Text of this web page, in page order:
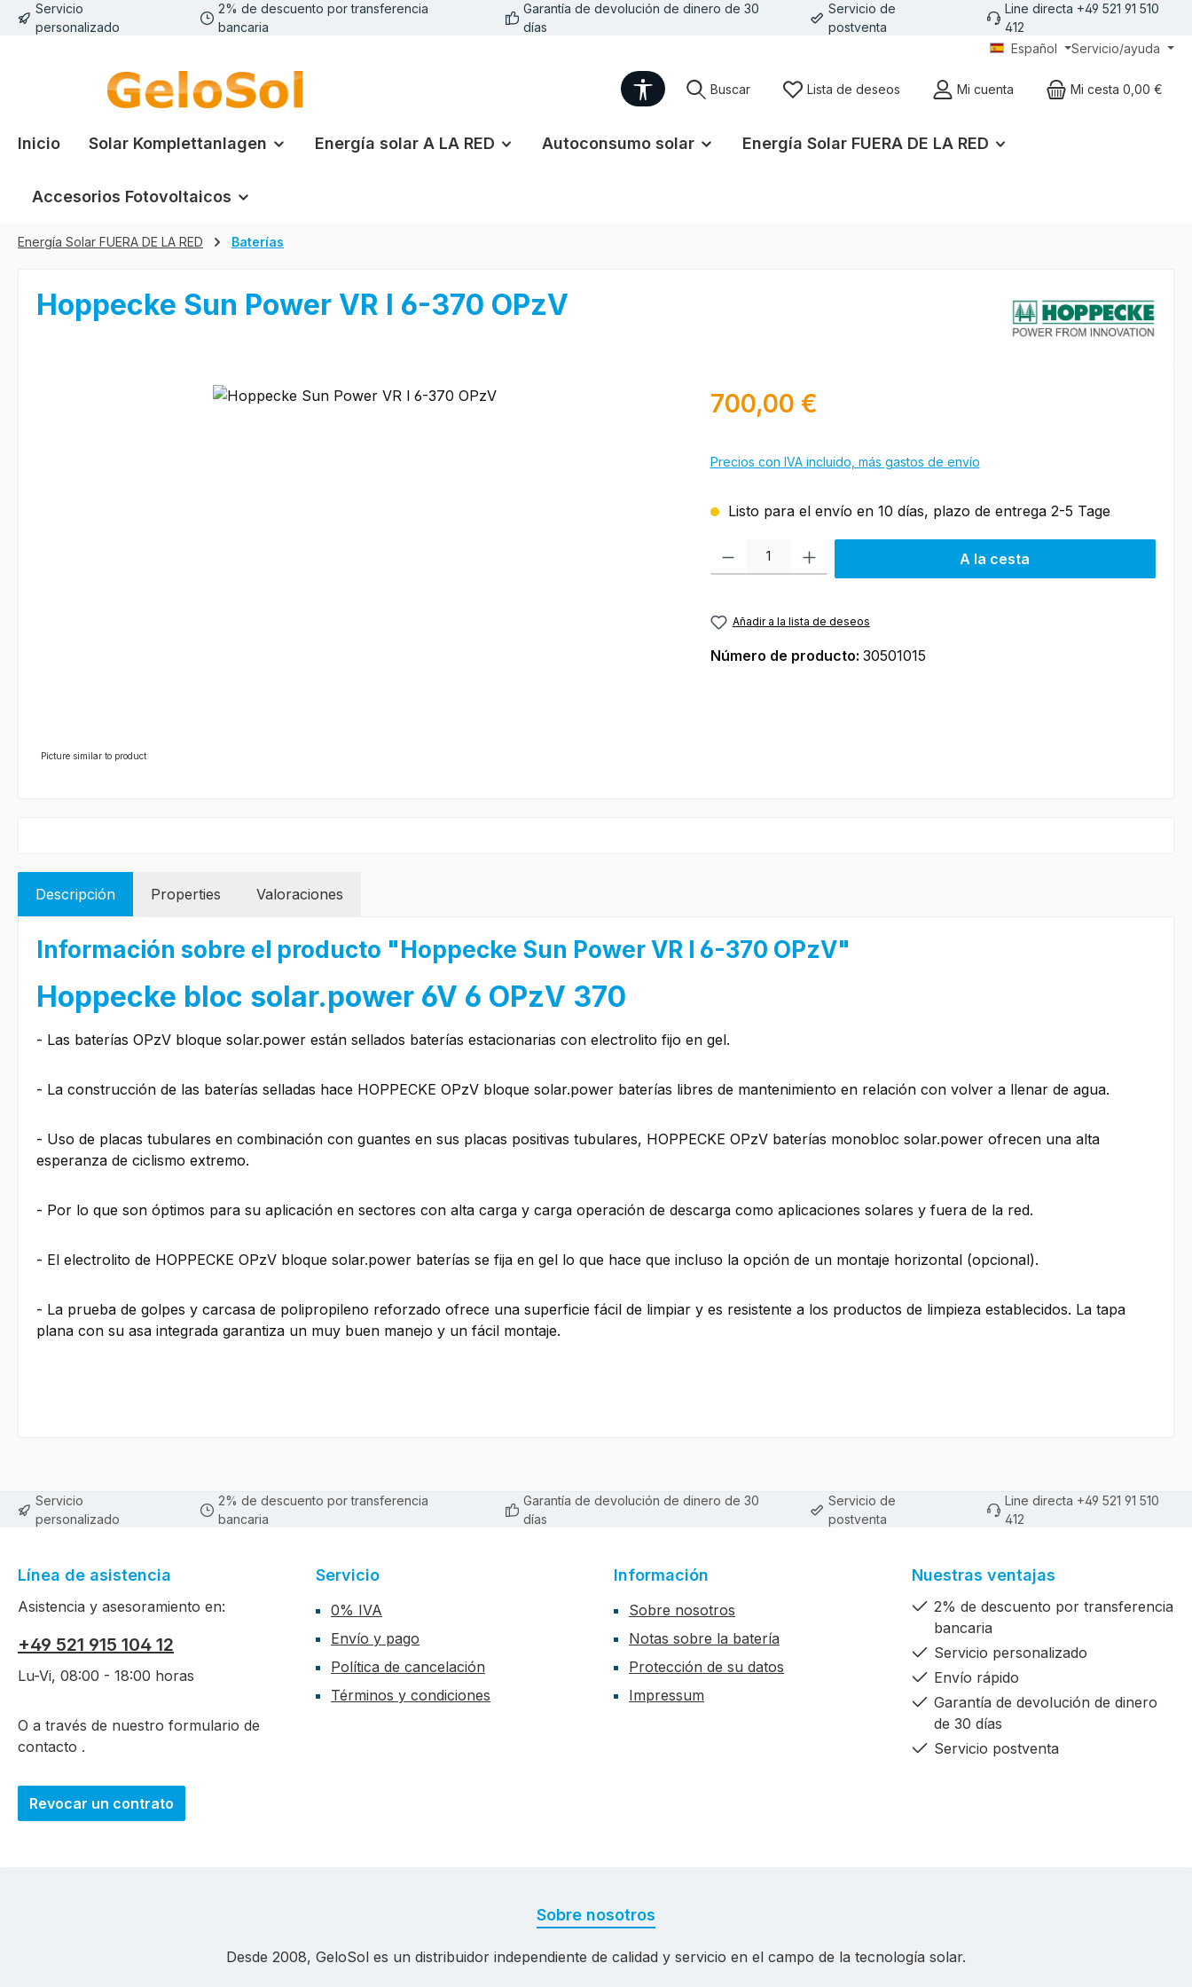
al contenido principal
Saltar a la búsqueda
Saltar a la navegación principal
Servicio
personalizado
2% de descuento por transferencia
bancaria
Garantía de devolución de dinero de 30
días
Servicio de
postventa
Line directa +49 521 91 510
412
Español
Servicio/ayuda
Show toolbar
Buscar Lista de deseos Mi cuenta Mi cesta 0,00 €
Inicio Solar Komplettanlagen Energía solar A LA RED Autoconsumo solar Energía Solar FUERA DE LA RED
Accesorios Fotovoltaicos
Energía Solar FUERA DE LA RED Baterías
Hoppecke Sun Power VR l 6-370 OPzV
Picture similar to product
Precio normal:
700,00 €
Precios con IVA incluido, más gastos de envío
Listo para el envío en 10 días, plazo de entrega 2-5 Tage
Cantidad del producto: introduce la cantidad deseada o usa los botones para
A la cesta
Añadir a la lista de deseos
Número de producto: 30501015
Descripción Properties Valoraciones
Información sobre el producto "Hoppecke Sun Power VR l 6-370 OPzV"
Hoppecke bloc solar.power 6V 6 OPzV 370
- Las baterías OPzV bloque solar.power están sellados baterías estacionarias con electrolito fijo en gel.
- La construcción de las baterías selladas hace HOPPECKE OPzV bloque solar.power baterías libres de mantenimiento en relación con volver a llenar de agua.
- Uso de placas tubulares en combinación con guantes en sus placas positivas tubulares, HOPPECKE OPzV baterías monobloc solar.power ofrecen una alta
esperanza de ciclismo extremo.
- Por lo que son óptimos para su aplicación en sectores con alta carga y carga operación de descarga como aplicaciones solares y fuera de la red.
- El electrolito de HOPPECKE OPzV bloque solar.power baterías se fija en gel lo que hace que incluso la opción de un montaje horizontal (opcional).
- La prueba de golpes y carcasa de polipropileno reforzado ofrece una superficie fácil de limpiar y es resistente a los productos de limpieza establecidos. La tapa
plana con su asa integrada garantiza un muy buen manejo y un fácil montaje.
Servicio
personalizado
2% de descuento por transferencia
bancaria
Garantía de devolución de dinero de 30
días
Servicio de
postventa
Line directa +49 521 91 510
412
Línea de asistencia
Asistencia y asesoramiento en:
+49 521 915 104 12
Lu-Vi, 08:00 - 18:00 horas
O a través de nuestro formulario de
contacto .
Revocar un contrato
Servicio
0% IVA
Envío y pago
Política de cancelación
Términos y condiciones
Información
Sobre nosotros
Notas sobre la batería
Protección de su datos
Impressum
Nuestras ventajas
2% de descuento por transferencia
bancaria
Servicio personalizado
Envío rápido
Garantía de devolución de dinero
de 30 días
Servicio postventa
Sobre nosotros
Desde 2008, GeloSol es un distribuidor independiente de calidad y servicio en el campo de la tecnología solar.